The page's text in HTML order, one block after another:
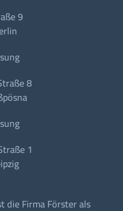
9
8
1
die Firma Förster als